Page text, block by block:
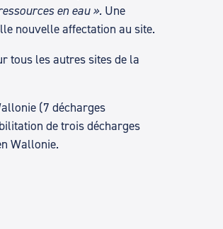
en eau ». Une
nouvelle affectation au site.
tous les autres sites de la
(7 décharges
de trois décharges
Wallonie.